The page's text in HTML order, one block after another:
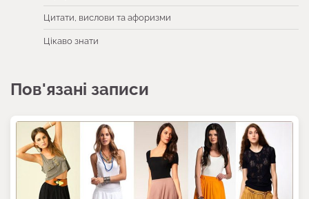
Цитати, вислови та афоризми
Цікаво знати
Пов'язані записи